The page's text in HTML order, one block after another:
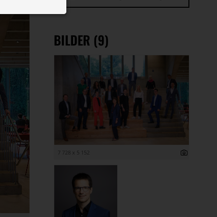
BILDER (9)
7 728 x 5 152
auf Ihrem